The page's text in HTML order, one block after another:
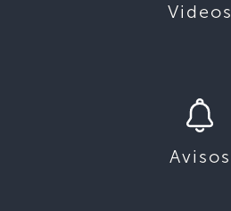
Videos
Avisos